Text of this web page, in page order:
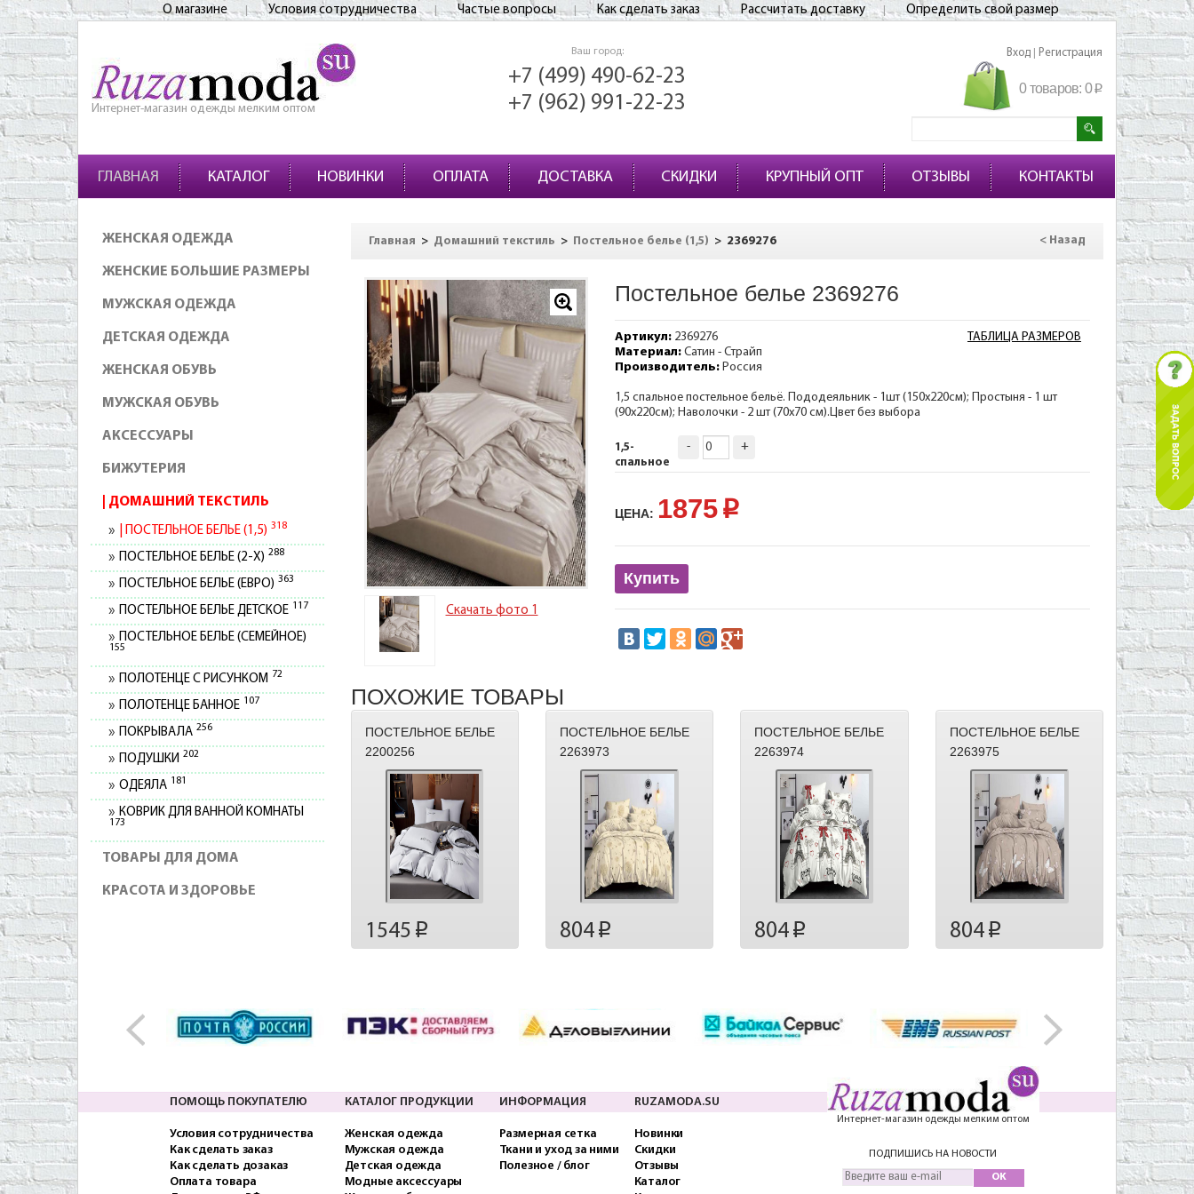
О магазине Условия сотрудничества Частые вопросы Как сделать заказ Рассчитать доставку Определить свой размер
Интернет-магазин одежды мелким оптом
Ваш город:
+7 (499) 490-62-23
+7 (962) 991-22-23
Вход Регистрация
0 товаров: 0p
ГЛАВНАЯ КАТАЛОГ НОВИНКИ ОПЛАТА ДОСТАВКА СКИДКИ КРУПНЫЙ ОПТ ОТЗЫВЫ КОНТАКТЫ
ЖЕНСКАЯ ОДЕЖДА
ЖЕНСКИЕ БОЛЬШИЕ РАЗМЕРЫ
МУЖСКАЯ ОДЕЖДА
ДЕТСКАЯ ОДЕЖДА
ЖЕНСКАЯ ОБУВЬ
МУЖСКАЯ ОБУВЬ
АКСЕССУАРЫ
БИЖУТЕРИЯ
ДОМАШНИЙ ТЕКСТИЛЬ
ПОСТЕЛЬНОЕ БЕЛЬЕ (1,5) 318
ПОСТЕЛЬНОЕ БЕЛЬЕ (2-Х) 288
ПОСТЕЛЬНОЕ БЕЛЬЕ (ЕВРО) 363
ПОСТЕЛЬНОЕ БЕЛЬЕ ДЕТСКОЕ 117
ПОСТЕЛЬНОЕ БЕЛЬЕ (СЕМЕЙНОЕ)
155
ПОЛОТЕНЦЕ С РИСУНКОМ 72
ПОЛОТЕНЦЕ БАННОЕ 107
ПОКРЫВАЛА 256
ПОДУШКИ 202
ОДЕЯЛА 181
КОВРИК ДЛЯ ВАННОЙ КОМНАТЫ
173
ТОВАРЫ ДЛЯ ДОМА
КРАСОТА И ЗДОРОВЬЕ
Главная > Домашний текстиль > Постельное белье (1,5) > 2369276 < Назад
Скачать фото 1
Постельное белье 2369276
ТАБЛИЦА РАЗМЕРОВ
Артикул:2369276
Материал:Сатин - Страйп
Производитель:Россия
1,5 спальное постельное бельё. Пододеяльник - 1шт (150х220см); Простыня - 1 шт
(90х220см); Наволочки - 2 шт (70х70 см).Цвет без выбора
1,5-
спальное
- +
ЦЕНА: 1875p
Купить
ПОХОЖИЕ ТОВАРЫ
ПОСТЕЛЬНОЕ БЕЛЬЕ
2200256
1545 p
ПОСТЕЛЬНОЕ БЕЛЬЕ
2263973
804p
ПОСТЕЛЬНОЕ БЕЛЬЕ
2263974
804 p
ПОСТЕЛЬНОЕ БЕЛЬЕ
2263975
804p
ПОМОЩЬ ПОКУПАТЕЛЮ
Условия сотрудничества
Как сделать заказ
Как сделать дозаказ
Оплата товара
КАТАЛОГ ПРОДУКЦИИ
Женская одежда
Мужская одежда
Детская одежда
Модные аксессуары
ИНФОРМАЦИЯ
Размерная сетка
Ткани и уход за ними
Полезное / блог
RUZAMODA.SU
Новинки
Скидки
Отзывы
Каталог
Интернет-магазин одежды мелким оптом
ПОДПИШИСЬ НА НОВОСТИ
OK